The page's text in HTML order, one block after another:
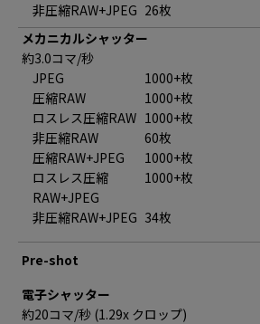
非圧縮RAW+JPEG 26枚
メカニカルシャッター
約3.0コマ/秒
JPEG
1000+枚
圧縮RAW
1000+枚
ロスレス圧縮RAW 1000+枚
非圧縮RAW
60枚
圧縮RAW+JPEG
1000+枚
ロスレス圧縮
RAW+JPEG
1000+枚
非圧縮RAW+JPEG 34枚
Pre-shot
電子シャッター
約20コマ/秒 (1.29x クロップ)